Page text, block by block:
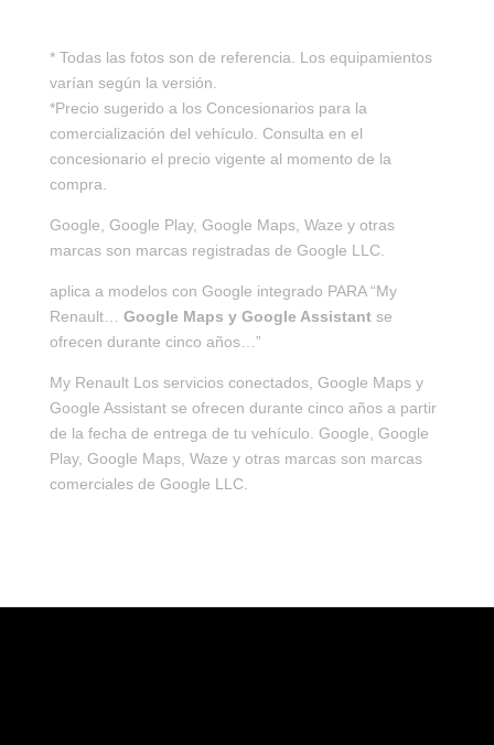
* Todas las fotos son de referencia. Los equipamientos
varían según la versión.
*Precio sugerido a los Concesionarios para la
comercialización del vehículo. Consulta en el
concesionario el precio vigente al momento de la
compra.
Google, Google Play, Google Maps, Waze y otras
marcas son marcas registradas de Google LLC.
aplica a modelos con Google integrado PARA “My
Renault…
Google Maps y Google Assistant se
ofrecen durante cinco años…”
My Renault Los servicios conectados, Google Maps y
Google Assistant se ofrecen durante cinco años a partir
de la fecha de entrega de tu vehículo. Google, Google
Play, Google Maps, Waze y otras marcas son marcas
comerciales de Google LLC.